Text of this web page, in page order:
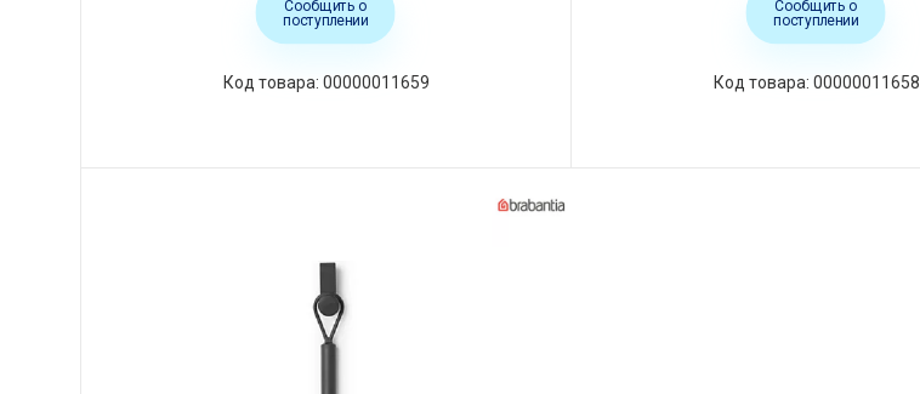
Сообщить о
поступлении
00000011659
Сообщить о
поступлении
00000011658